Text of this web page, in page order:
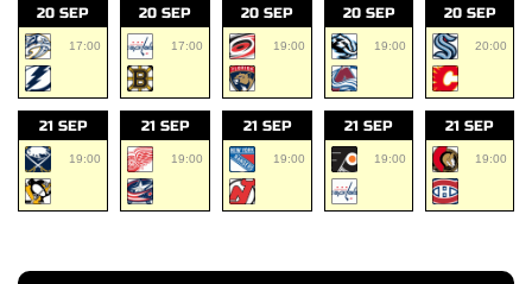
20 SEP
17:00
20 SEP
17:00
20 SEP
19:00
20 SEP
19:00
20 SEP
20:00
21 SEP
19:00
21 SEP
19:00
21 SEP
19:00
21 SEP
19:00
21 SEP
19:00